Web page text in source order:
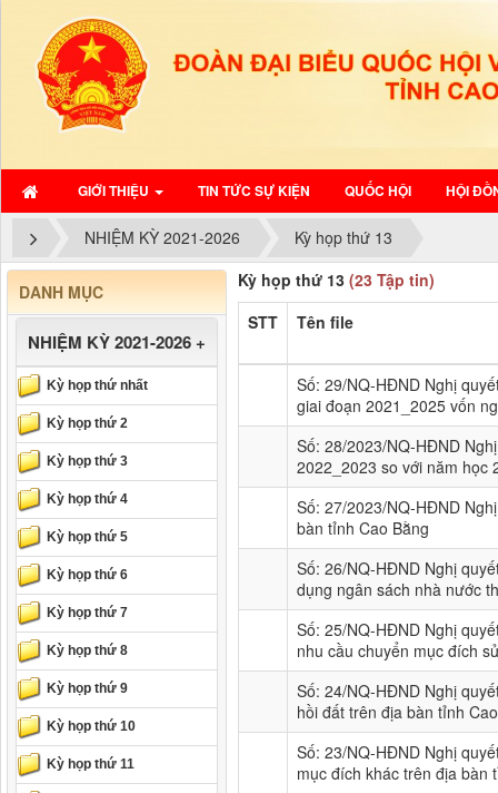
GIỚI THIỆU TIN TỨC SỰ KIỆN QUỐC HỘI HỘI
NHIỆM KỲ 2021-2026
Kỳ họp thứ 13
Kỳ họp thứ 13(23 Tập tin)
STT
Tên file
Số: 29/NQ-HĐND Nghị
giai đoạn 2021_2025 vốn
Số: 28/2023/NQ-HĐND
2022_2023 so với năm học
Số: 27/2023/NQ-HĐND
bàn tỉnh Cao Bằng
Số: 26/NQ-HĐND Nghị
dụng ngân sách nhà nước
Số: 25/NQ-HĐND Nghị
nhu cầu chuyển mục đích
Số: 24/NQ-HĐND Nghị
hồi đất trên địa bàn tỉnh
Số: 23/NQ-HĐND Nghị
mục đích khác trên địa bàn
DANH MỤC
NHIỆM KỲ 2021-2026 +
Kỳ họp thứ nhất
Kỳ họp thứ 2
Kỳ họp thứ 3
Kỳ họp thứ 4
Kỳ họp thứ 5
Kỳ họp thứ 6
Kỳ họp thứ 7
Kỳ họp thứ 8
Kỳ họp thứ 9
Kỳ họp thứ 10
Kỳ họp thứ 11